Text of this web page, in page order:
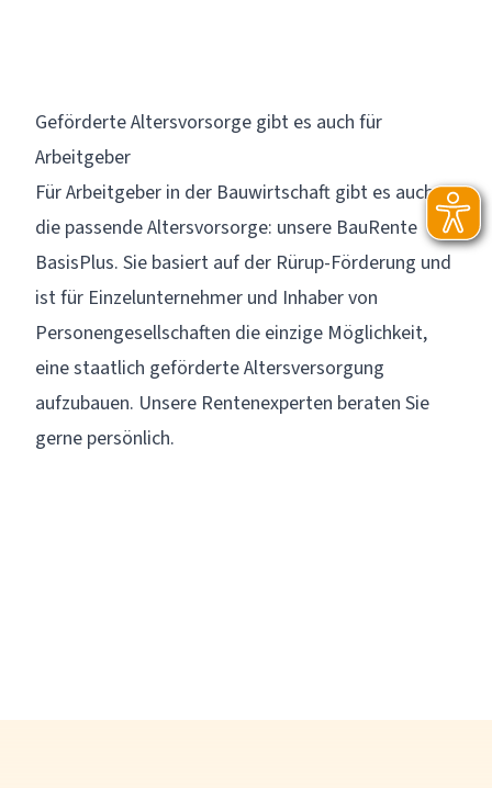
Geförderte Altersvorsorge gibt es auch für
Arbeitgeber
Für Arbeitgeber in der Bauwirtschaft gibt es auch
die passende Altersvorsorge: unsere BauRente
BasisPlus. Sie basiert auf der Rürup-Förderung und
ist für Einzelunternehmer und Inhaber von
Personengesellschaften die einzige Möglichkeit,
eine staatlich geförderte Altersversorgung
aufzubauen. Unsere Rentenexperten beraten Sie
gerne persönlich.